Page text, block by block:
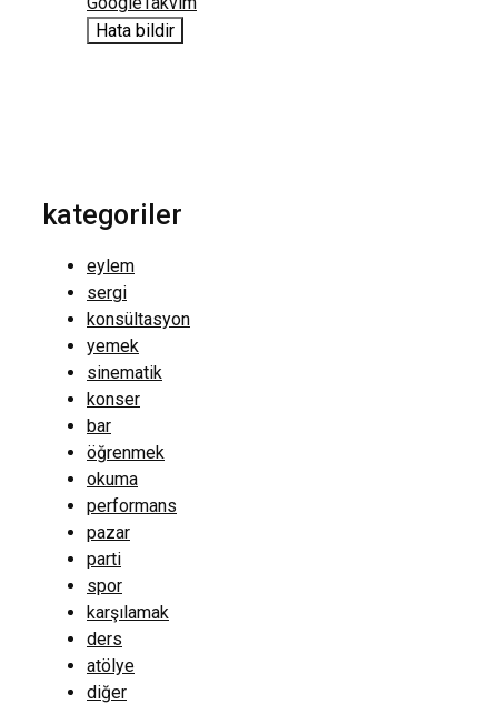
Hata bildir
kategoriler
eylem
sergi
konsültasyon
yemek
sinematik
konser
bar
öğrenmek
okuma
performans
pazar
parti
spor
karşılamak
ders
atölye
diğer